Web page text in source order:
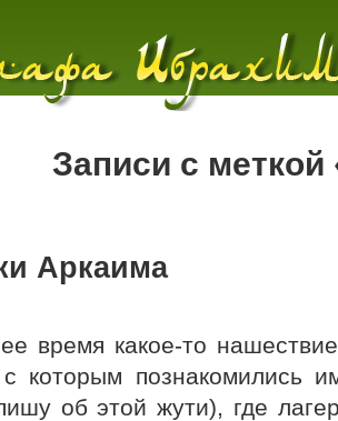
Записи с
Аркаима
время какое-то
с которым познакомились
об этой жути), где